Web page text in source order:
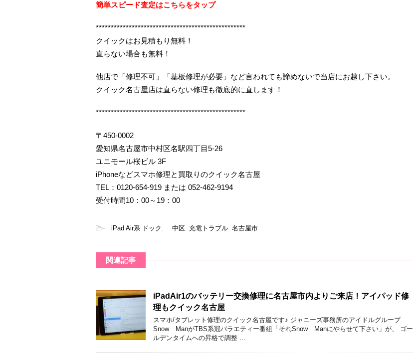
簡単スピード査定はこちらをタップ
**************************************************
クイックはお見積もり無料！
直らない場合も無料！
他店で「修理不可」「基板修理が必要」など言われても諦めないで当店にお越し下さい。
クイック名古屋店は直らない修理も徹底的に直します！
**************************************************
〒450-0002
愛知県名古屋市中村区名駅四丁目5-26
ユニモール桜ビル 3F
iPhoneなどスマホ修理と買取りのクイック名古屋
TEL：0120-654-919 または 052-462-9194
受付時間10：00～19：00
- iPad Air系 ドック , 中区, 充電トラブル, 名古屋市
関連記事
iPadAir1のバッテリー交換修理に名古屋市内よりご来店！アイパッド修
理もクイック名古屋
スマホ/タブレット修理のクイック名古屋です♪ ジャニーズ事務所のアイドルグループ
Snow ManがTBS系冠バラエティー番組「それSnow Manにやらせて下さい」が、 ゴー
ルデンタイムへの昇格で調整 …